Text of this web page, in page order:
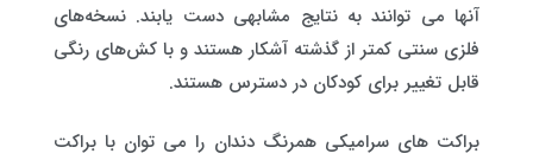
آنها می توانند به نتایج مشابهی دست یابند. نسخه‌های
فلزی سنتی کمتر از گذشته آشکار هستند و با کش‌های رنگی
قابل تغییر برای کودکان در دسترس هستند.
براکت های سرامیکی همرنگ دندان را می توان با براکت